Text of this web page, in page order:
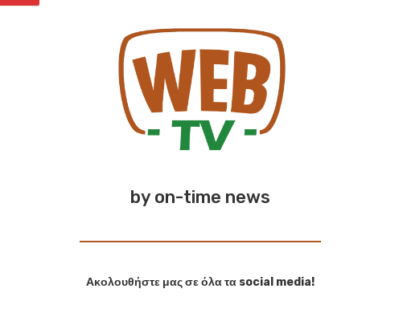
by on-time news
Ακολουθήστε μας σε όλα τα social media!